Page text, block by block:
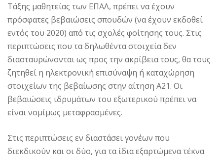
Τάξης μαθητείας των ΕΠΑΛ, πρέπει να έχουν
πρόσφατες βεβαιώσεις σπουδών (να έχουν εκδοθεί
εντός του 2020) από τις σχολές φοίτησης τους. Στις
περιπτώσεις που τα δηλωθέντα στοιχεία δεν
διασταυρώνονται ως προς την ακρίβεια τους, θα τους
ζητηθεί η ηλεκτρονική επισύναψη ή καταχώρηση
στοιχείων της βεβαίωσης στην αίτηση Α21. Οι
βεβαιώσεις ιδρυμάτων του εξωτερικού πρέπει να
είναι νομίμως μεταφρασμένες.
Στις περιπτώσεις εν διαστάσει γονέων που
διεκδικούν και οι δύο, για τα ίδια εξαρτώμενα τέκνα